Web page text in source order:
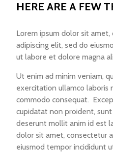
HERE ARE A FEW
Lorem ipsum dolor sit
adipiscing elit, sed do
ut labore et dolore magna
Ut enim ad minim veniam,
exercitation ullamco laboris
commodo consequat.
cupidatat non proident,
deserunt mollit anim id est
dolor sit amet, consectetur
eiusmod tempor incididunt